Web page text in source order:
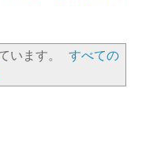
います。
すべての